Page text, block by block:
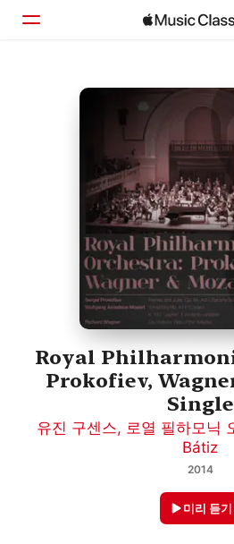
Royal
Prokofiev,
Single
유진 구센스, 로열 필하모닉
Bátiz
2014
미리 듣기